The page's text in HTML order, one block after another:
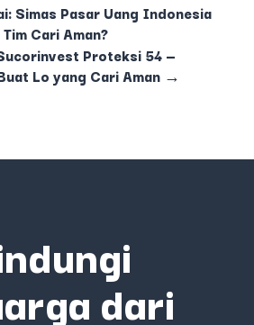
Simas Pasar Uang Indonesia
Cari Aman?
Proteksi 54 —
Lo yang Cari Aman→
dari